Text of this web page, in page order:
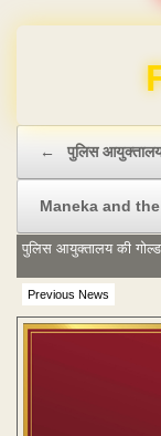
← पुलिस
Maneka and
Previous News
पुलिस आयुक्तालय की